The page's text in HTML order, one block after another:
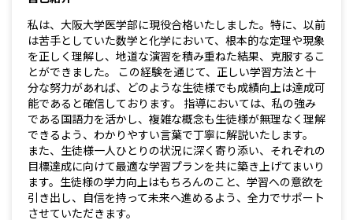
私は、大阪大学医学部に現役合格いたしました。特に、以前
は苦手としていた数学と化学において、根本的な定理や現象
を正しく理解し、地道な演習を積み重ねた結果、克服するこ
とができました。 この経験を通じて、正しい学習方法と十
分な努力があれば、どのような生徒様でも成績向上は達成可
能であると確信しております。 指導においては、私の強み
である国語力を活かし、複雑な概念も生徒様が無理なく理解
できるよう、わかりやすい言葉で丁寧に解説いたします。
また、生徒様一人ひとりの状況に深く寄り添い、それぞれの
目標達成に向けて最適な学習プランを共に築き上げてまいり
ます。生徒様の学力向上はもちろんのこと、学習への意欲を
引き出し、自信を持って未来へ進めるよう、全力でサポート
させていただきます。